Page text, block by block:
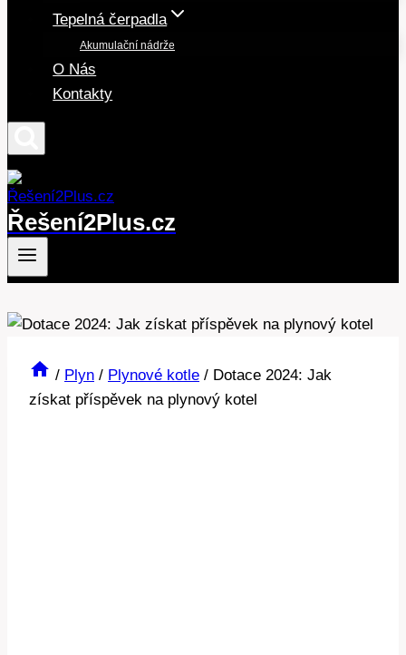
Tepelná čerpadla
Akumulační nádrže
O Nás
Kontakty
Řešení2Plus.cz
/ Plyn / Plynové kotle / Dotace 2024: Jak
získat příspěvek na plynový kotel